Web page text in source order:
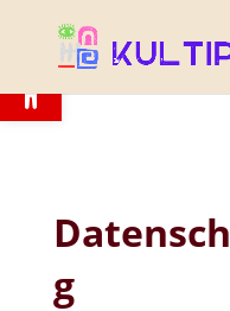
Open toolbar
g